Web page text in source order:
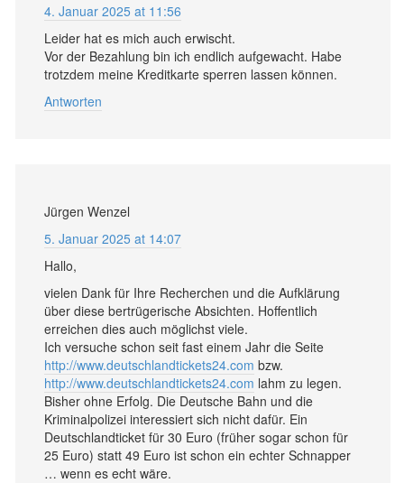
4. Januar 2025 at 11:56
Leider hat es mich auch erwischt.
Vor der Bezahlung bin ich endlich aufgewacht. Habe
trotzdem meine Kreditkarte sperren lassen können.
Antworten
Jürgen Wenzel
5. Januar 2025 at 14:07
Hallo,
vielen Dank für Ihre Recherchen und die Aufklärung
über diese bertrügerische Absichten. Hoffentlich
erreichen dies auch möglichst viele.
Ich versuche schon seit fast einem Jahr die Seite
http://www.deutschlandtickets24.com bzw.
http://www.deutschlandtickets24.com lahm zu legen.
Bisher ohne Erfolg. Die Deutsche Bahn und die
Kriminalpolizei interessiert sich nicht dafür. Ein
Deutschlandticket für 30 Euro (früher sogar schon für
25 Euro) statt 49 Euro ist schon ein echter Schnapper
… wenn es echt wäre.